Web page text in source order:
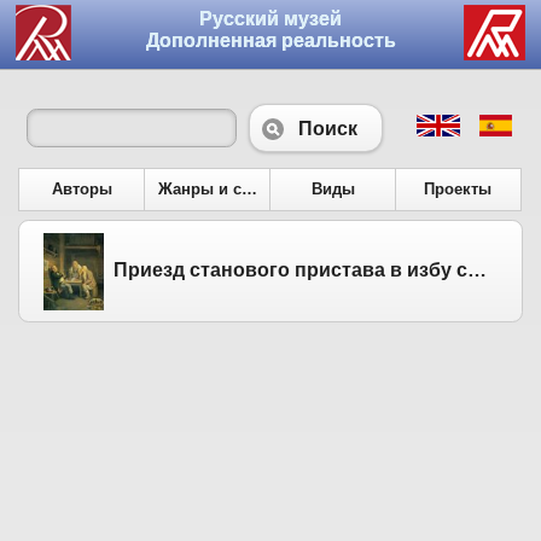
Русский музей
Дополненная реальность
Поиск
Авторы Жанры и сюжеты Виды Проекты
Приезд станового пристава в избу сотского. 1858